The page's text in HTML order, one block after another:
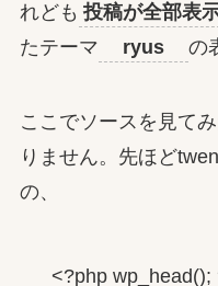
れども 投稿が全部表
たテーマ
ryus の
ここでソースを見て
りません。先ほど
の、
<?php wp_head();